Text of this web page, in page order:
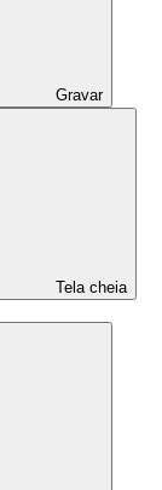
Gravar
Tela cheia